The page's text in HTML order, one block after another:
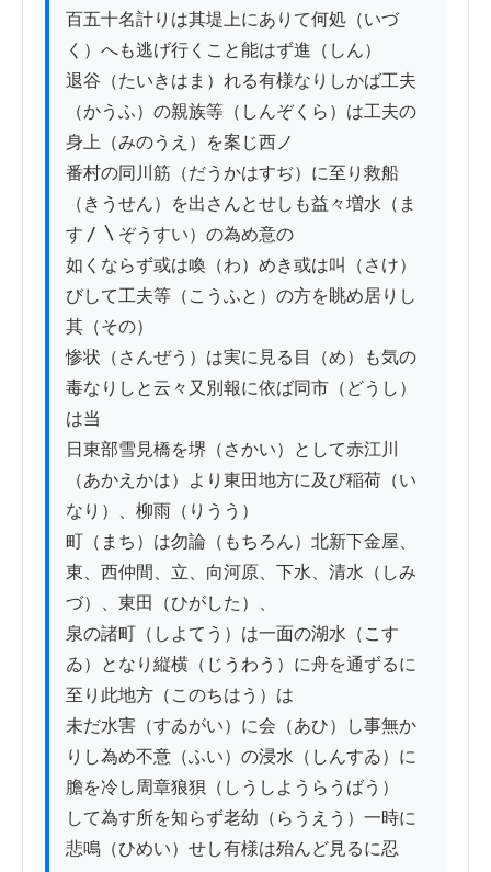
百五十名計りは其堤上にありて何処（いづ
く）へも逃げ行くこと能はず進（しん）
退谷（たいきはま）れる有様なりしかば工夫
（かうふ）の親族等（しんぞくら）は工夫の
身上（みのうえ）を案じ西ノ
番村の同川筋（だうかはすぢ）に至り救船
（きうせん）を出さんとせしも益々増水（ま
す〳〵ぞうすい）の為め意の
如くならず或は喚（わ）めき或は叫（さけ）
びして工夫等（こうふと）の方を眺め居りし
其（その）
惨状（さんぜう）は実に見る目（め）も気の
毒なりしと云々又別報に依ば同市（どうし）
は当
日東部雪見橋を堺（さかい）として赤江川
（あかえかは）より東田地方に及び稲荷（い
なり）、柳雨（りうう）
町（まち）は勿論（もちろん）北新下金屋、
東、西仲間、立、向河原、下水、清水（しみ
づ）、東田（ひがした）、
泉の諸町（しよてう）は一面の湖水（こす
ゐ）となり縦横（じうわう）に舟を通ずるに
至り此地方（このちはう）は
未だ水害（すゐがい）に会（あひ）し事無か
りし為め不意（ふい）の浸水（しんすゐ）に
膽を冷し周章狼狽（しうしようらうばう）
して為す所を知らず老幼（らうえう）一時に
悲鳴（ひめい）せし有様は殆んど見るに忍